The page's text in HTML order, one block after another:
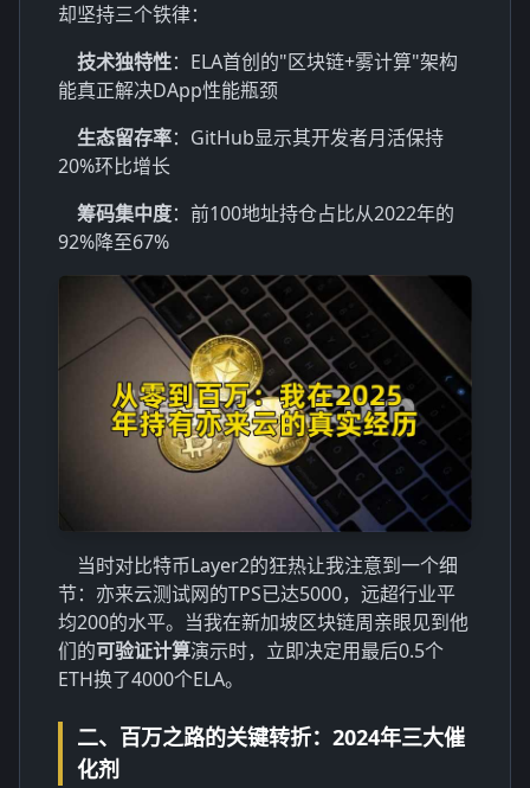
却坚持三个铁律：
技术独特性：ELA首创的"区块链+雾计算"架构
能真正解决DApp性能瓶颈
生态留存率：GitHub显示其开发者月活保持
20%环比增长
筹码集中度：前100地址持仓占比从2022年的
92%降至67%
当时对比特币Layer2的狂热让我注意到一个细
节：亦来云测试网的TPS已达5000，远超行业平
均200的水平。当我在新加坡区块链周亲眼见到他
们的可验证计算演示时，立即决定用最后0.5个
ETH换了4000个ELA。
二、百万之路的关键转折：2024年三大催
化剂